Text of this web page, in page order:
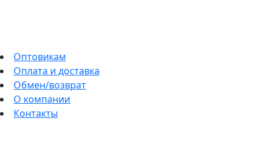
Оптовикам
Оплата и доставка
Обмен/возврат
О компании
Контакты